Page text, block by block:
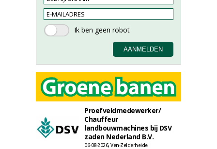
Proefveldmedewerker/
Chauffeur
landbouwmachines bij DSV
zaden Nederland B.V.
06-08-2026, Ven-Zelderheide